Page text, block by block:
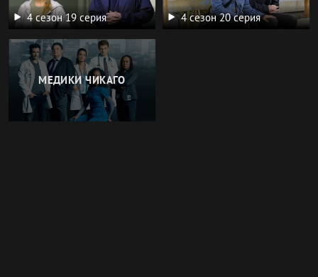
4 сезон 19 серия 4 сезон 20 серия
МЕДИКИ ЧИКАГО